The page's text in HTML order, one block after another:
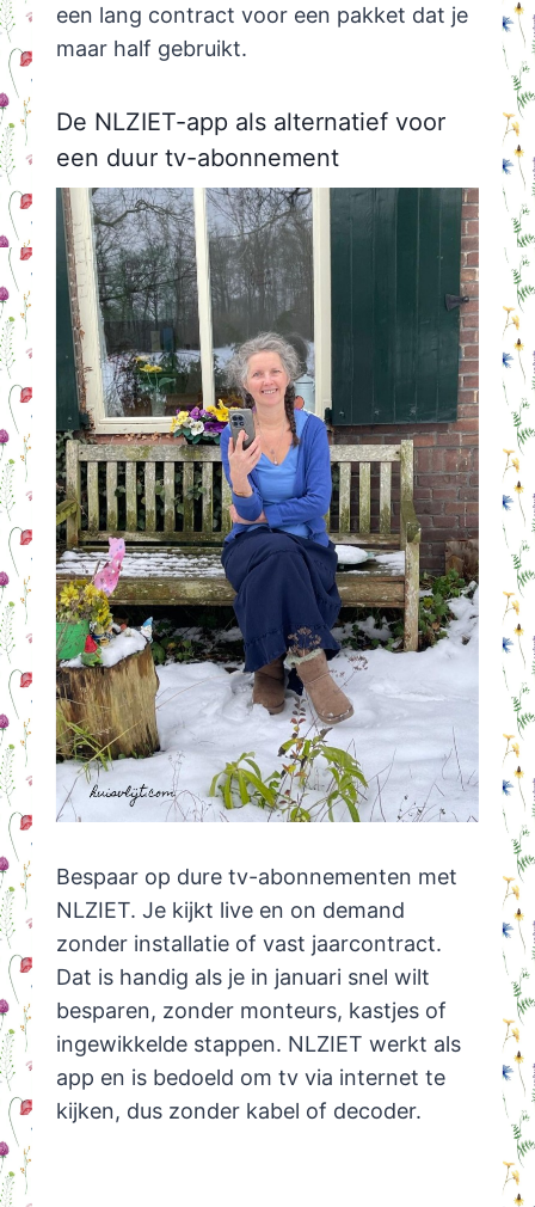
een lang contract voor een pakket dat je
maar half gebruikt.
De NLZIET-app als alternatief voor
een duur tv-abonnement
Bespaar op dure tv-abonnementen met
NLZIET. Je kijkt live en on demand
zonder installatie of vast jaarcontract.
Dat is handig als je in januari snel wilt
besparen, zonder monteurs, kastjes of
ingewikkelde stappen. NLZIET werkt als
app en is bedoeld om tv via internet te
kijken, dus zonder kabel of decoder.